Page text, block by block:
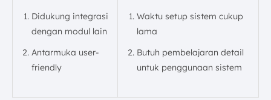
Didukung integrasi
dengan modul lain
Antarmuka user-
friendly
Waktu setup sistem cukup
lama
Butuh pembelajaran detail
untuk penggunaan sistem